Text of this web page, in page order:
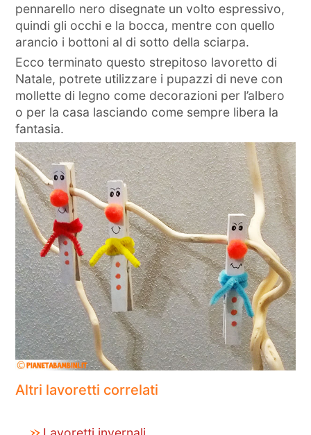
pennarello nero disegnate un volto espressivo,
quindi gli occhi e la bocca, mentre con quello
arancio i bottoni al di sotto della sciarpa.
Ecco terminato questo strepitoso lavoretto di
Natale, potrete utilizzare i pupazzi di neve con
mollette di legno come decorazioni per l’albero
o per la casa lasciando come sempre libera la
fantasia.
Altri lavoretti correlati